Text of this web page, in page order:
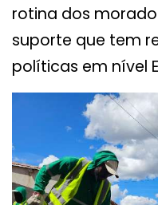
rotina dos
suporte que tem
políticas em nível